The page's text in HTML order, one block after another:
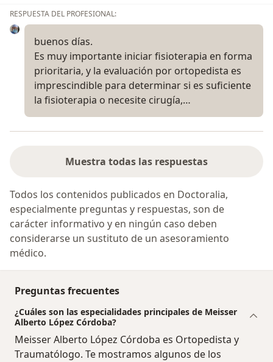
RESPUESTA DEL PROFESIONAL:
buenos días.
Es muy importante iniciar fisioterapia en forma
prioritaria, y la evaluación por ortopedista es
imprescindible para determinar si es suficiente
la fisioterapia o necesite cirugía,…
Muestra todas las respuestas
Todos los contenidos publicados en Doctoralia,
especialmente preguntas y respuestas, son de
carácter informativo y en ningún caso deben
considerarse un sustituto de un asesoramiento
médico.
Preguntas frecuentes
¿Cuáles son las especialidades principales de Meisser
Alberto López Córdoba?
Meisser Alberto López Córdoba es Ortopedista y
Traumatólogo. Te mostramos algunos de los